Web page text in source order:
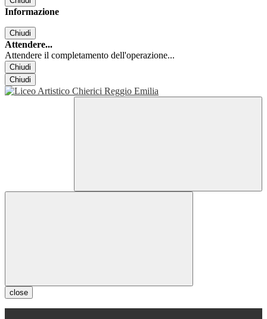
Informazione
Chiudi
Attendere...
Attendere il completamento dell'operazione...
Chiudi
Chiudi
close